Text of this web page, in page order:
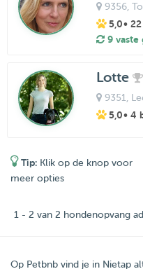
9356,
5,0•
9 vaste
Lotte
9351 ,
5,0• 4
Tip: Klik op de knop voor
meer opties
1 - 2 van 2 hondenopvang
Op Petbnb vind je in Nietap